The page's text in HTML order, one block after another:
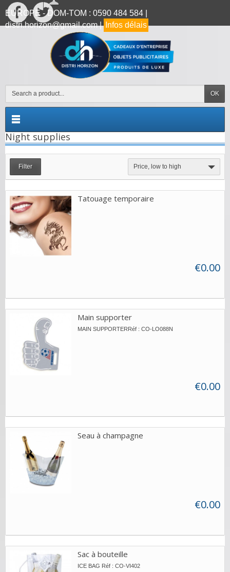
EUROPE - DOM-TOM : 0590 484 584 |
distri.horizon@gmail.com | Infos délais
OK
Night supplies
Price, low to high
Filter
Tatouage temporaire
€0.00
Main supporter
MAIN SUPPORTERRéf : CO-LO088N
€0.00
Seau à champagne
€0.00
Sac à bouteille
ICE BAG Réf : CO-VI402